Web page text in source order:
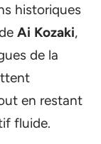
historiques
Ai Kozaki,
de la
en restant
fluide.